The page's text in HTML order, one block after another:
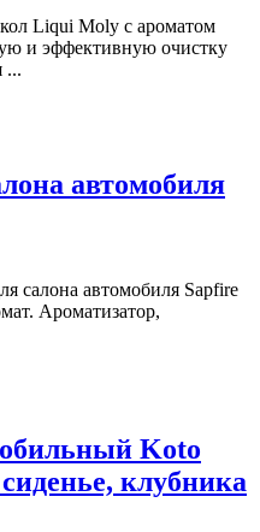
Liqui Moly с ароматом
и эффективную очистку
...
автомобиля
салона автомобиля Sapfire
Ароматизатор,
Koto
клубника